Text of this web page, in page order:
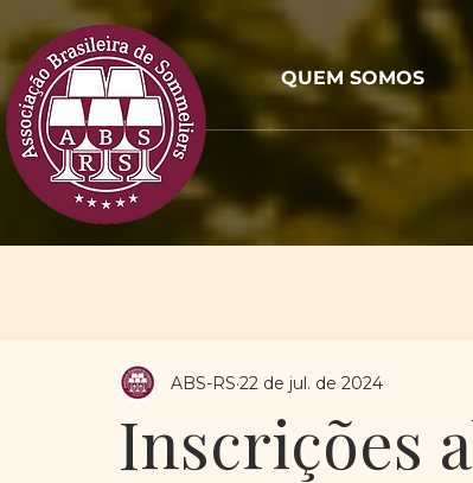
QUEM SOMOS
Inscrições
ABS-RS 22 de jul. de 2024